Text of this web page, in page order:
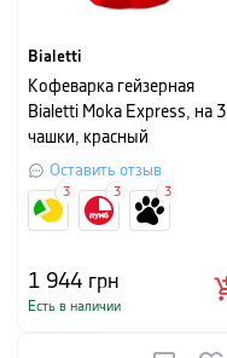
Bialetti
Кофеварка гейзерная
Bialetti Moka Express, на 3
чашки, красный
Оставить отзыв
1 944 грн
Есть в наличии
3 3 3